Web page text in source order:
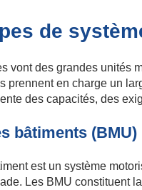
de
vont des grandes
prennent en charge un
des capacités, des
bâtiments (BMU)
est un système
Les BMU constituent